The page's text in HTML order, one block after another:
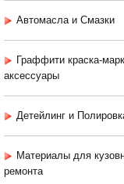
Автомасла и Смазки
Граффити краска-
аксессуары
Детейлинг и
Материалы для
ремонта